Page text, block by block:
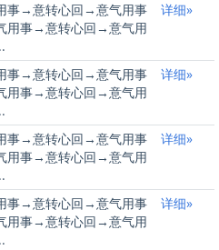
事→意转心回→意气用事
用事→意转心回→意气用
详细»
事→意转心回→意气用事
用事→意转心回→意气用
详细»
事→意转心回→意气用事
用事→意转心回→意气用
详细»
事→意转心回→意气用事
用事→意转心回→意气用
详细»